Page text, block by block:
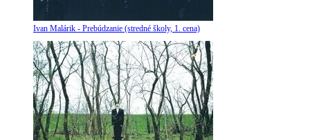
Ivan Malárik - Prebúdzanie (stredné školy, 1. cena)